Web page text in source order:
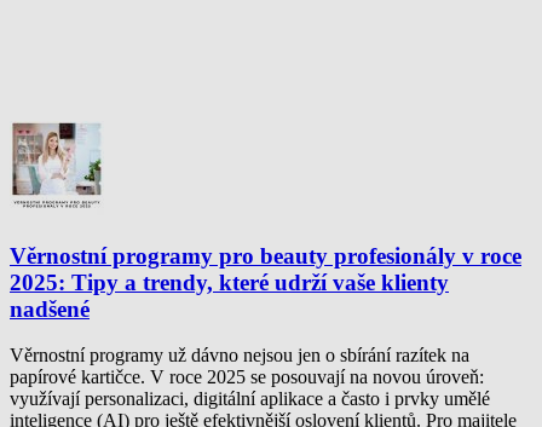
Věrnostní programy pro beauty profesionály v roce
2025: Tipy a trendy, které udrží vaše klienty
nadšené
Věrnostní programy už dávno nejsou jen o sbírání razítek na
papírové kartičce. V roce 2025 se posouvají na novou úroveň:
využívají personalizaci, digitální aplikace a často i prvky umělé
inteligence (AI) pro ještě efektivnější oslovení klientů. Pro majitele